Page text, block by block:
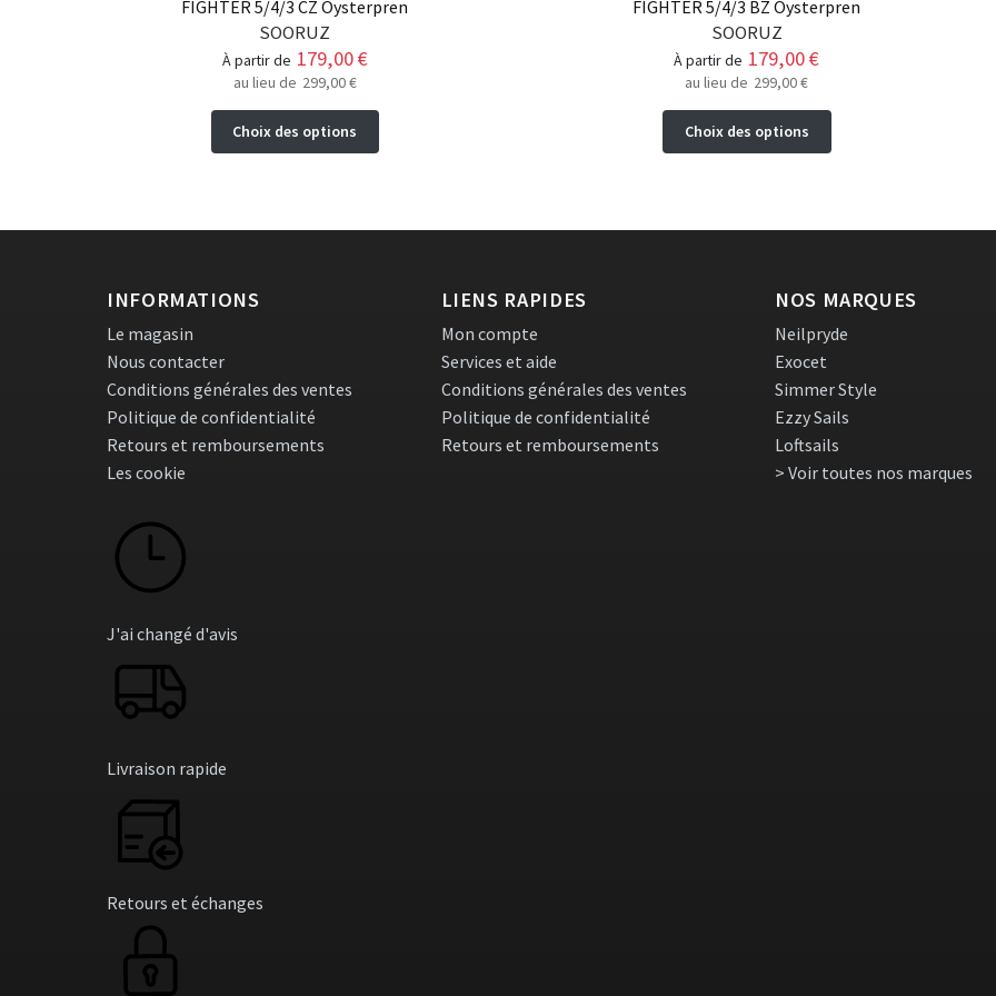
FIGHTER 5/4/3 CZ Oysterpren
SOORUZ
à partir de 179,00€
au lieu de 299,00€
Choix des options
produit
FIGHTER 5/4/3 BZ Oysterpren
SOORUZ
à partir de 179,00€
au lieu de 299,00€
Choix des options
produit
peuvent
choisies
la
page
du
produit
INFORMATIONS
Le magasin
Nous contacter
Conditions générales des ventes
Politique de confidentialité
Retours et remboursements
Les cookie
J'ai changé d'avis
Livraison rapide
Retours et échanges
LIENS RAPIDES
Mon compte
Services et aide
Conditions générales des ventes
Politique de confidentialité
Retours et remboursements
NOS MARQUES
Neilpryde
Exocet
Simmer Style
Ezzy Sails
Loftsails
> Voir toutes nos marques